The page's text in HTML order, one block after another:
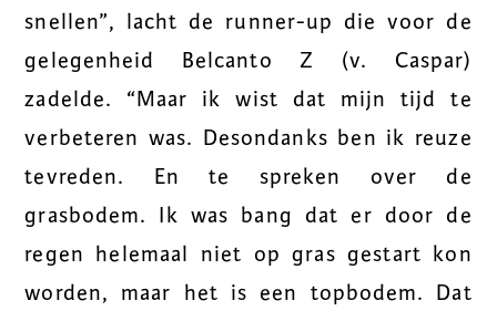
snellen”, lacht de runner-up die voor de
gelegenheid Belcanto Z (v. Caspar)
zadelde. “Maar ik wist dat mijn tijd te
verbeteren was. Desondanks ben ik reuze
tevreden. En te spreken over de
grasbodem. Ik was bang dat er door de
regen helemaal niet op gras gestart kon
worden, maar het is een topbodem. Dat